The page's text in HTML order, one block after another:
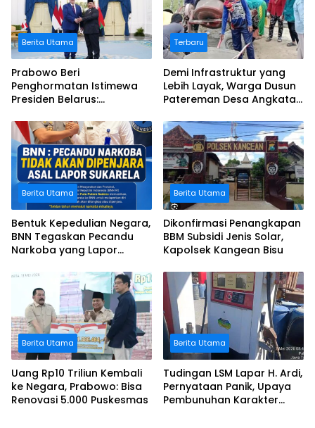
Berita Utama
Prabowo Beri
Penghormatan Istimewa
Presiden Belarus:
Negara
Terbaru
Demi Infrastruktur yang
Lebih Layak, Warga Dusun
Patereman Desa Angkatan
Jalan Rusak
Berita Utama
Bentuk Kepedulian Negara,
BNN Tegaskan Pecandu
Narkoba yang Lapor
Dipenjara
Berita Utama
Dikonfirmasi Penangkapan
BBM Subsidi Jenis Solar,
Kapolsek Kangean Bisu
Berita Utama
Uang Rp10 Triliun Kembali
ke Negara, Prabowo: Bisa
Renovasi 5.000 Puskesmas
Berita Utama
Tudingan LSM Lapar H. Ardi,
Pernyataan Panik, Upaya
Pembunuhan Karakter